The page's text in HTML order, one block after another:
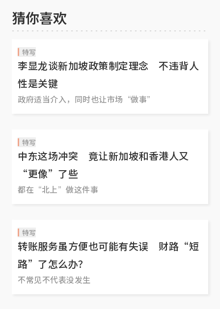
猜你喜欢
特写
李显龙谈新加坡政策制定理念 不违背人
性是关键
政府适当介入，同时也让市场“做事”
特写
中东这场冲突 竟让新加坡和香港人又
“更像”了些
都在“北上”做这件事
特写
转账服务虽方便也可能有失误 财路“短
路”了怎么办？
不常见不代表没发生